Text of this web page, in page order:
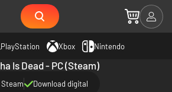
PlayStation Xbox Nintendo
Is Dead - PC (Steam)
Steam Download digital